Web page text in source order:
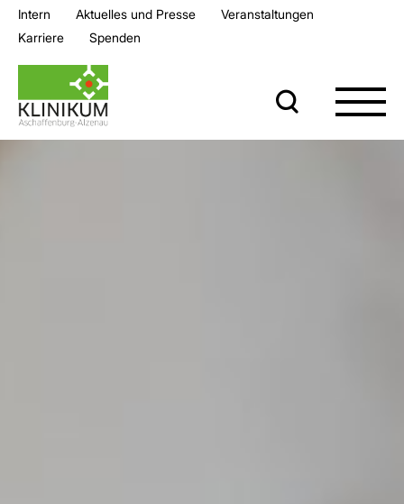
Intern Aktuelles und Presse
Veran­staltungen
Karriere
Spenden